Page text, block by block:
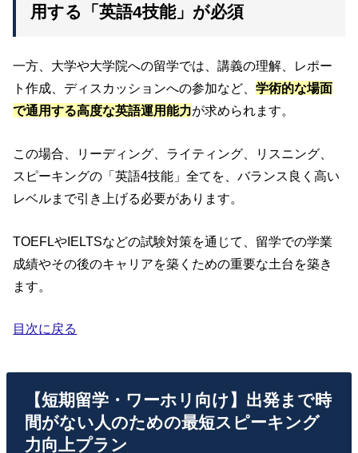
用する「英語4技能」が必須
一方、大学や大学院への留学では、講義の理解、レポー
ト作成、ディスカッションへの参加など、学術的な場面
で通用する高度な英語運用能力が求められます。
この場合、リーディング、ライティング、リスニング、
スピーキングの「英語4技能」全てを、バランス良く高い
レベルまで引き上げる必要があります。
TOEFLやIELTSなどの試験対策を通じて、留学での学業
成績やその後のキャリアを築くための重要な土台を築き
ます。
目次に戻る
【短期留学・ワーホリ向け】出発まで時
間がない人のための最短スピーキング
力向上プラン